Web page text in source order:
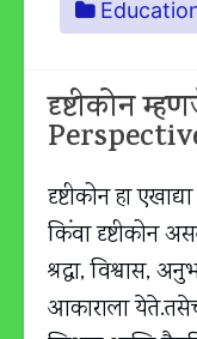
दृष्टीकोन
दृष्टीकोन हा
किंवा दृष्टीकोन
श्रद्धा, विश्वास,
आकाराला